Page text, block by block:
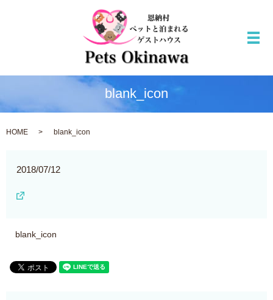
メ
blank_icon
HOME blank_icon
2018/07/12
blank_icon